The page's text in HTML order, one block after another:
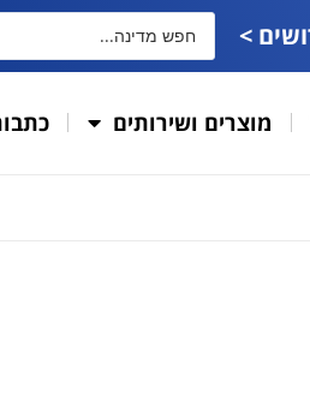
>
מוצרים ושירותים